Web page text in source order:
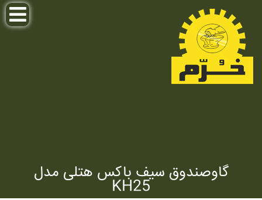
گاوصندوق سیف باکس هتلی مدل
KH25